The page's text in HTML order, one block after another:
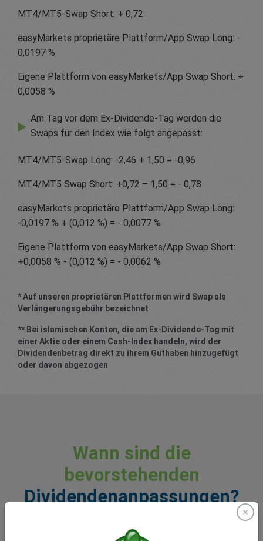
MT4/MT5-Swap Short: + 0,72
easyMarkets proprietäre Plattform/App Swap Long: -
0,0197 %
Eigene Plattform von easyMarkets/App Swap Short: +
0,0058 %
Am Tag vor dem Ex-Dividende-Tag werden die
Swaps für den Index wie folgt angepasst:
MT4/MT5-Swap Long: -2,46 + 1,50 = -0,96
MT4/MT5 Swap Short: +0,72 – 1,50 = - 0,78
easyMarkets proprietäre Plattform/App Swap Long:
-0,0197 % + (0,012 %) = - 0,0077 %
Eigene Plattform von easyMarkets/App Swap Short:
+0,0058 % - (0,012 %) = - 0,0062 %
* Auf unseren proprietären Plattformen wird Swap als
Verlängerungsgebühr bezeichnet
** Bei islamischen Konten, die am Ex-Dividende-Tag mit
einer Aktie oder einem Cash-Index handeln, wird der
Dividendenbetrag direkt zu ihrem Guthaben hinzugefügt
oder davon abgezogen
Wann sind die
bevorstehenden
Dividendenanpassungen?